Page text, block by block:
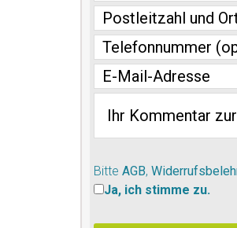
Bitte AGB,
Ja, ich stimme zu.